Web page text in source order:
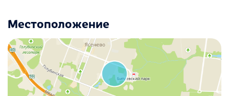
Местоположение